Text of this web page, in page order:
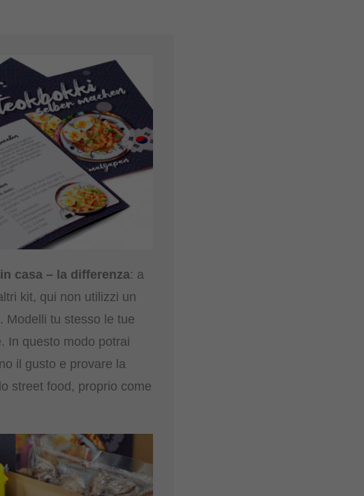
casa – la differenza: a
kit, qui non utilizzi un
Modelli tu stesso le tue
In questo modo potrai
il gusto e provare la
street food, proprio come